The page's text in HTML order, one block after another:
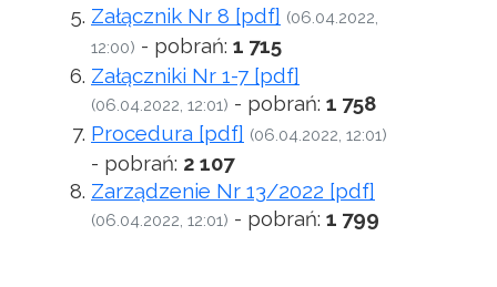
Załącznik Nr 8 [pdf] (06.04.2022,
12:00) - pobrań: 1 715
Załączniki Nr 1-7 [pdf]
(06.04.2022, 12:01) - pobrań: 1 758
Procedura [pdf] (06.04.2022, 12:01)
- pobrań: 2 107
Zarządzenie Nr 13/2022 [pdf]
(06.04.2022, 12:01) - pobrań: 1 799